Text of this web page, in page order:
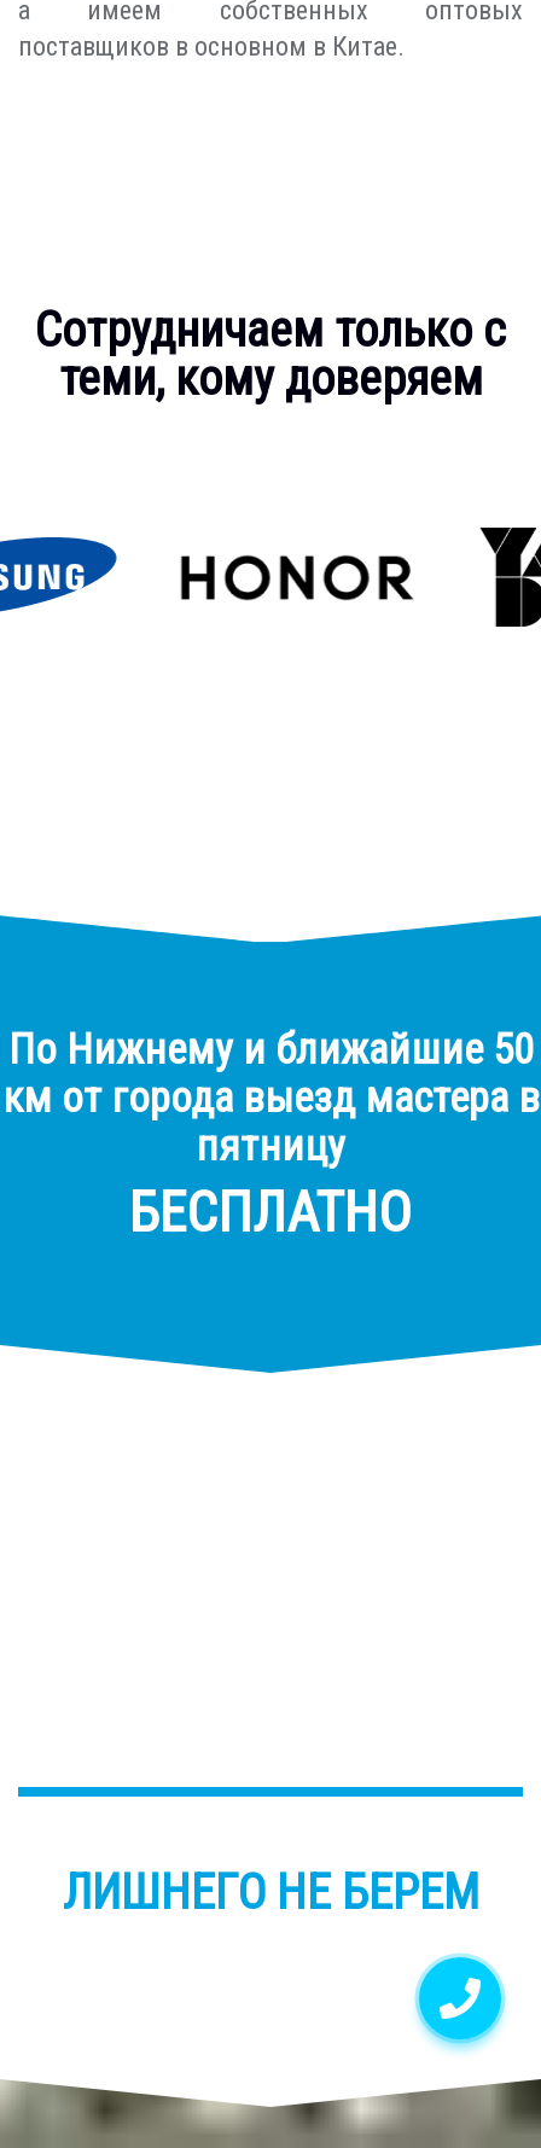
а имеем собственных оптовых
поставщиков в основном в Китае.
Сотрудничаем только с
теми, кому доверяем
По Нижнему и ближайшие 50
км от города выезд мастера в
пятницу
БЕСПЛАТНО
ЛИШНЕГО НЕ БЕРЕМ